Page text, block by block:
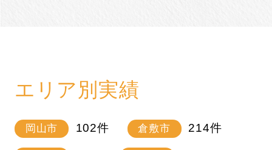
エリア別実績
岡山市 102件 倉敷市 214件